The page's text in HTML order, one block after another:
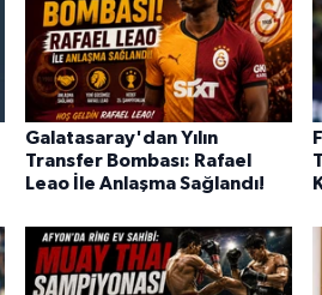
Galatasaray'dan Yılın
Transfer Bombası: Rafael
Leao İle Anlaşma Sağlandı!